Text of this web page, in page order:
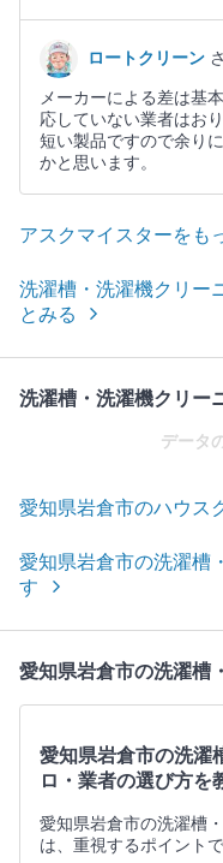
ロートクリーン
メーカーによる差は基
応していない業者はお
短い製品ですので余り
かと思います。
アスクマイスターをも
洗濯槽・洗濯機クリー
とみる
洗濯槽・洗濯機クリー
データ
愛知県岩倉市のハウス
愛知県岩倉市の洗濯槽
す
愛知県岩倉市の洗濯槽
愛知県岩倉市の洗濯
ロ・業者の選び方を
愛知県岩倉市の洗濯槽
は、重視するポイント